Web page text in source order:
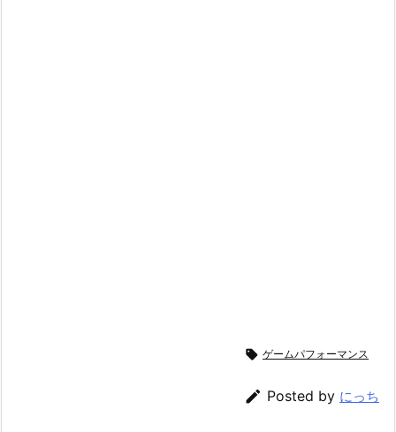
 ゲームパフォーマンス
 Posted by にっち